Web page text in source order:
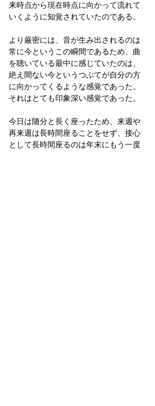
来時点から現在時点に向かって流れて
いくように知覚されていたのである。
より厳密には、音が生み出されるのは
常に今というこの瞬間であるため、曲
を聴いている最中に感じていたのは、
絶え間ない今というつぶてが自分の方
に向かってくるような感覚であった。
それはとても印象深い感覚であった。
今日は随分と長く座ったため、来週や
再来週は長時間座ることをせず、接心
として長時間座るのは年末にもう一度